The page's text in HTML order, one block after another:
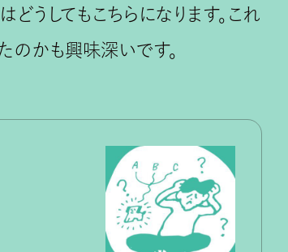
うしてもこちらになります。これ
のかも興味深いです。